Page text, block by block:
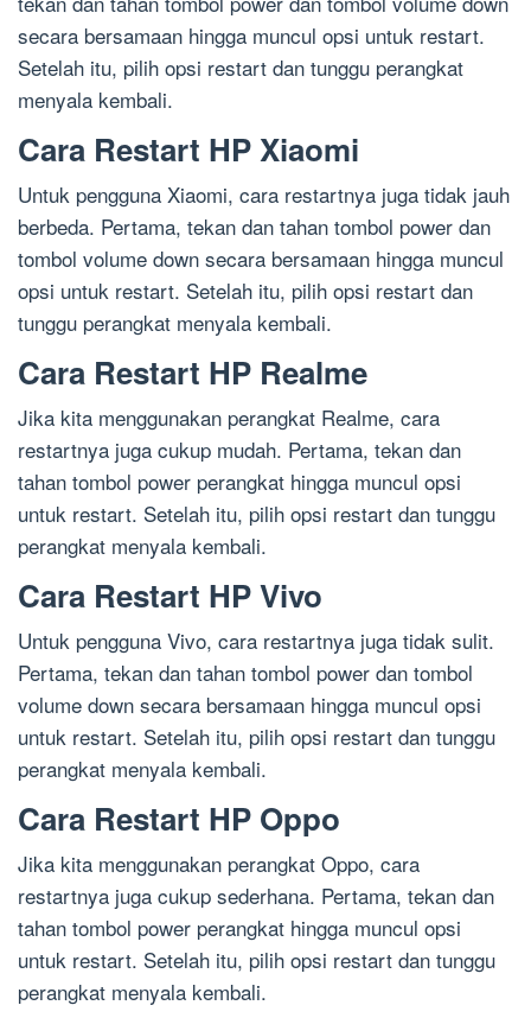
secara bersamaan hingga muncul opsi untuk restart.
Setelah itu, pilih opsi restart dan tunggu perangkat
menyala kembali.
Cara Restart HP Xiaomi
Untuk pengguna Xiaomi, cara restartnya juga tidak jauh
berbeda. Pertama, tekan dan tahan tombol power dan
tombol volume down secara bersamaan hingga muncul
opsi untuk restart. Setelah itu, pilih opsi restart dan
tunggu perangkat menyala kembali.
Cara Restart HP Realme
Jika kita menggunakan perangkat Realme, cara
restartnya juga cukup mudah. Pertama, tekan dan
tahan tombol power perangkat hingga muncul opsi
untuk restart. Setelah itu, pilih opsi restart dan tunggu
perangkat menyala kembali.
Cara Restart HP Vivo
Untuk pengguna Vivo, cara restartnya juga tidak sulit.
Pertama, tekan dan tahan tombol power dan tombol
volume down secara bersamaan hingga muncul opsi
untuk restart. Setelah itu, pilih opsi restart dan tunggu
perangkat menyala kembali.
Cara Restart HP Oppo
Jika kita menggunakan perangkat Oppo, cara
restartnya juga cukup sederhana. Pertama, tekan dan
tahan tombol power perangkat hingga muncul opsi
untuk restart. Setelah itu, pilih opsi restart dan tunggu
perangkat menyala kembali.